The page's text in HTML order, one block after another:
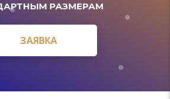
РАЗМЕРАМ
ЗАЯВКА
ЗАЯВКА